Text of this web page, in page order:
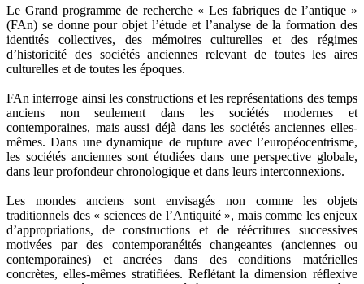
Le Grand programme de recherche « Les fabriques de l’antique »
(FAn) se donne pour objet l’étude et l’analyse de la formation des
identités collectives, des mémoires culturelles et des régimes
d’historicité des sociétés anciennes relevant de toutes les aires
culturelles et de toutes les époques.
FAn interroge ainsi les constructions et les représentations des temps
anciens non seulement dans les sociétés modernes et
contemporaines, mais aussi déjà dans les sociétés anciennes elles-
mêmes. Dans une dynamique de rupture avec l’européocentrisme,
les sociétés anciennes sont étudiées dans une perspective globale,
dans leur profondeur chronologique et dans leurs interconnexions.
Les mondes anciens sont envisagés non comme les objets
traditionnels des « sciences de l’Antiquité », mais comme les enjeux
d’appropriations, de constructions et de réécritures successives
motivées par des contemporanéités changeantes (anciennes ou
contemporaines) et ancrées dans des conditions matérielles
concrètes, elles-mêmes stratifiées. Reflétant la dimension réflexive